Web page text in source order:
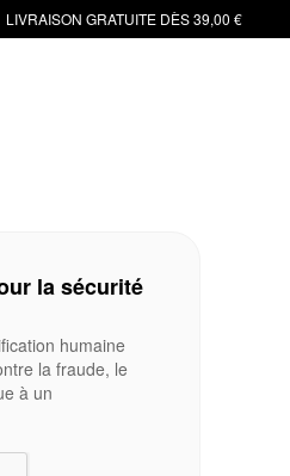
LIVRAISON GRATUITE DÈS 39,00 €
la sécurité
humaine
la fraude, le
à un